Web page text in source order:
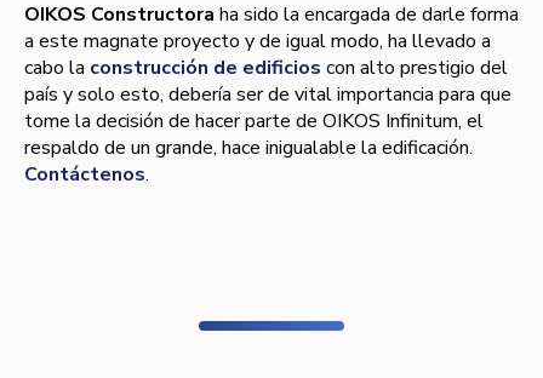
OIKOS Constructora ha sido la encargada de darle forma
a este magnate proyecto y de igual modo, ha llevado a
cabo la construcción de edificios con alto prestigio del
paí­s y solo esto, deberí­a ser de vital importancia para que
tome la decisión de hacer parte de OIKOS Infinitum, el
respaldo de un grande, hace inigualable la edificación.
Contáctenos.